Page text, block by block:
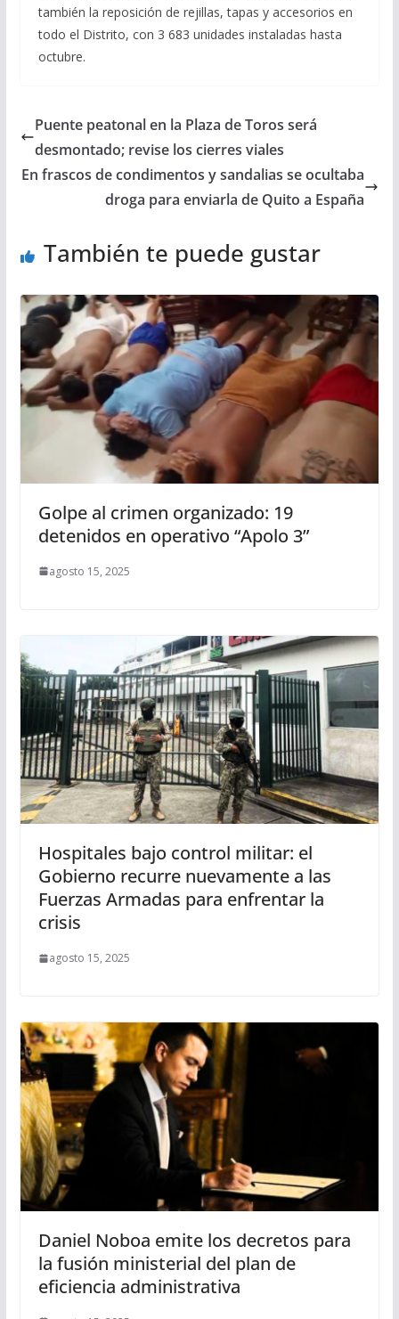
también la reposición de rejillas, tapas y accesorios en
todo el Distrito, con 3 683 unidades instaladas hasta
octubre.
Puente peatonal en la Plaza de Toros será
desmontado; revise los cierres viales
En frascos de condimentos y sandalias se ocultaba
droga para enviarla de Quito a España
También te puede gustar
Golpe al crimen organizado: 19
detenidos en operativo “Apolo 3”
agosto 15, 2025
Hospitales bajo control militar: el
Gobierno recurre nuevamente a las
Fuerzas Armadas para enfrentar la
crisis
agosto 15, 2025
Daniel Noboa emite los decretos para
la fusión ministerial del plan de
eficiencia administrativa